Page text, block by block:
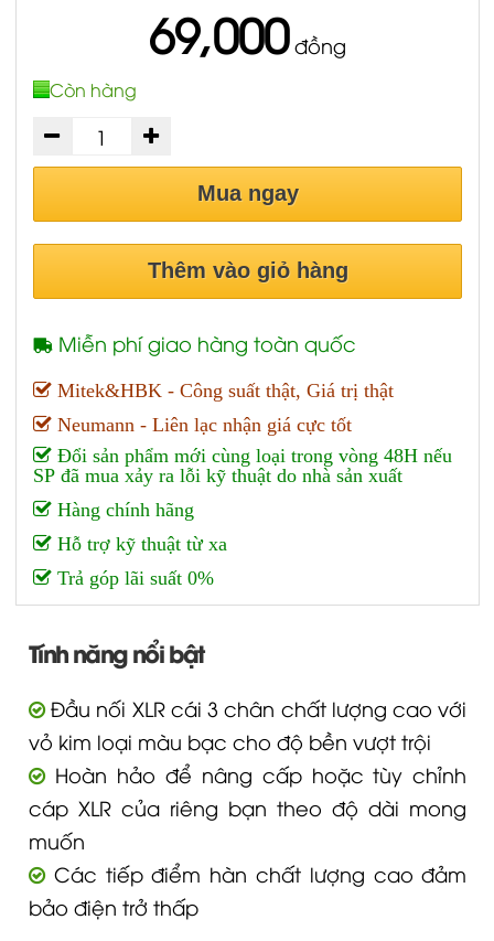
69,000đồng
Còn hàng
Mua ngay
Thêm vào giỏ hàng
Miễn phí giao hàng toàn quốc
Mitek&HBK - Công suất thật, Giá trị thật
Neumann - Liên lạc nhận giá cực tốt
Đổi sản phẩm mới cùng loại trong vòng 48H nếu
SP đã mua xảy ra lỗi kỹ thuật do nhà sản xuất
Hàng chính hãng
Hỗ trợ kỹ thuật từ xa
Trả góp lãi suất 0%
Tính năng nổi bật
Đầu nối XLR cái 3 chân chất lượng cao với
vỏ kim loại màu bạc cho độ bền vượt trội
Hoàn hảo để nâng cấp hoặc tùy chỉnh
cáp XLR của riêng bạn theo độ dài mong
muốn
Các tiếp điểm hàn chất lượng cao đảm
bảo điện trở thấp